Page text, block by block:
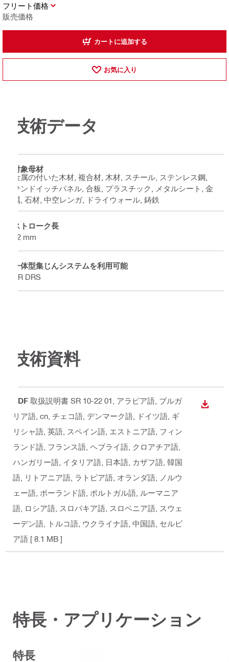
フリート価格
販売価格
カートに追加する
お気に入り
技術データ
対象母材
金属の付いた木材, 複合材, 木材, スチール, ステンレス鋼,
サンドイッチパネル, 合板, プラスチック, メタルシート, 金
属, 石材, 中空レンガ, ドライウォール, 鋳鉄
ストローク長
32 mm
一体型集じんシステムを利用可能
SR DRS
技術資料
PDF 取扱説明書 SR 10-22 01
, アラビア語, ブルガ
リア語, cn, チェコ語, デンマーク語, ドイツ語, ギ
リシャ語, 英語, スペイン語, エストニア語, フィン
ランド語, フランス語, ヘブライ語, クロアチア語,
ハンガリー語, イタリア語, 日本語, カザフ語, 韓国
語, リトアニア語, ラトビア語, オランダ語, ノルウ
ェー語, ポーランド語, ポルトガル語, ルーマニア
語, ロシア語, スロバキア語, スロベニア語, スウェ
ーデン語, トルコ語, ウクライナ語, 中国語, セルビ
ア語 [ 8.1 MB ]
ダウン
特長・アプリケーション
特長